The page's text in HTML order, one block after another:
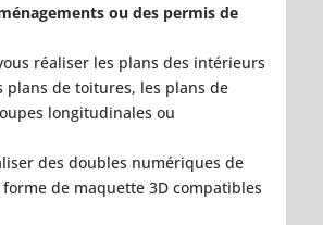
ou des permis de
réaliser les plans des intérieurs
plans de toitures, les plans de
longitudinales ou
des doubles numériques de
de maquette 3D compatibles